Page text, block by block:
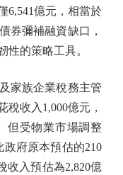
6,541億元，相當於
券彌補融資缺口，
性的策略工具。
族企業稅務主管
收入1,000億元，
但受物業市場調整
府原本預估的210
收入預估為2,820億